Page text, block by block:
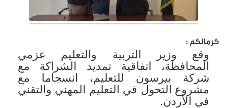
كرمالكم :
وقع وزير التربية والتعليم عزمي
المحافظة، اتفاقية تمديد الشراكة مع
شركة بيرسون للتعليم، انسجاما مع
مشروع التحول في التعليم المهني والتقني
في الأردن.